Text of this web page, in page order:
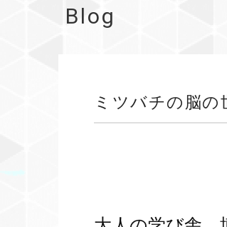
Blog
ミツバチの脳